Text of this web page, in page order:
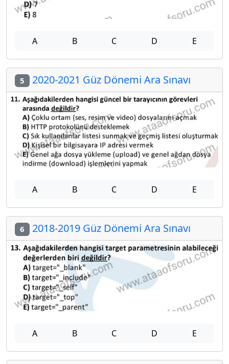
A B C D E
5 2020-2021 Güz Dönemi Ara Sınavı
A B C D E
6 2018-2019 Güz Dönemi Ara Sınavı
A B C D E